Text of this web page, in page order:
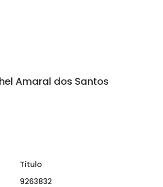
Amaral dos Santos
Título
9263832